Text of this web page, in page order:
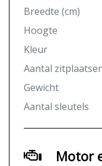
Breedte (cm)
Hoogte
Kleur
Aantal
Gewicht
Aantal sleutels
Motor